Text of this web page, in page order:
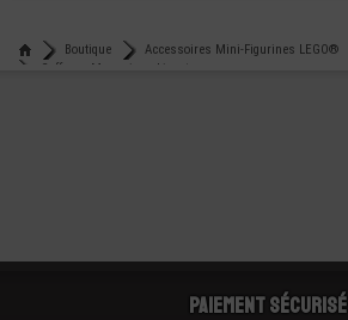
Boutique
Accessoires Mini-Figurines LEGO®
Coffres - Monnaies - Lingots
Paiement sécurisé